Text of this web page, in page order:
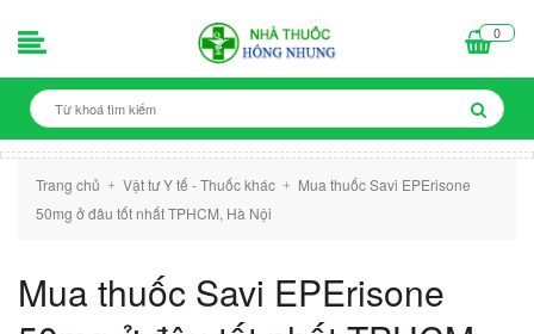
0
Trang chủ + Vật tư Y tế - Thuốc khác +
Mua thuốc Savi EPErisone
50mg ở đâu tốt nhất TPHCM, Hà Nội
Mua thuốc Savi EPErisone